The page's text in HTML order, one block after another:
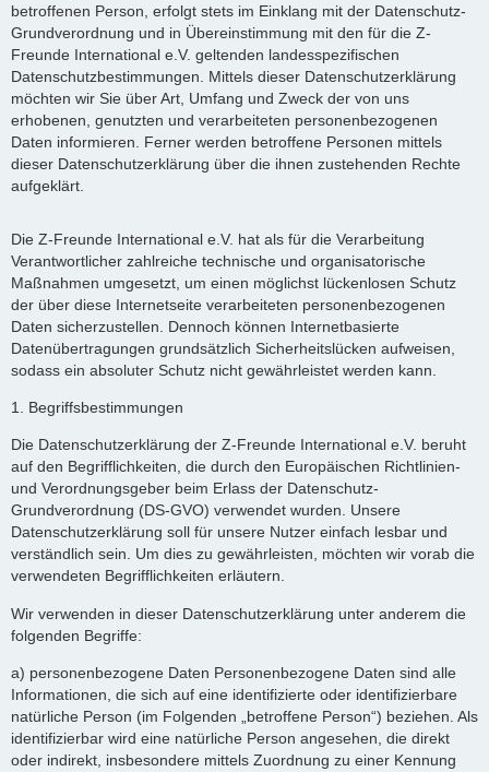
betroffenen Person, erfolgt stets im Einklang mit der Datenschutz-
Grundverordnung und in Übereinstimmung mit den für die Z-
Freunde International e.V. geltenden landesspezifischen
Datenschutzbestimmungen. Mittels dieser Datenschutzerklärung
möchten wir Sie über Art, Umfang und Zweck der von uns
erhobenen, genutzten und verarbeiteten personenbezogenen
Daten informieren. Ferner werden betroffene Personen mittels
dieser Datenschutzerklärung über die ihnen zustehenden Rechte
aufgeklärt.
Die Z-Freunde International e.V. hat als für die Verarbeitung
Verantwortlicher zahlreiche technische und organisatorische
Maßnahmen umgesetzt, um einen möglichst lückenlosen Schutz
der über diese Internetseite verarbeiteten personenbezogenen
Daten sicherzustellen. Dennoch können Internetbasierte
Datenübertragungen grundsätzlich Sicherheitslücken aufweisen,
sodass ein absoluter Schutz nicht gewährleistet werden kann.
1. Begriffsbestimmungen
Die Datenschutzerklärung der Z-Freunde International e.V. beruht
auf den Begrifflichkeiten, die durch den Europäischen Richtlinien-
und Verordnungsgeber beim Erlass der Datenschutz-
Grundverordnung (DS-GVO) verwendet wurden. Unsere
Datenschutzerklärung soll für unsere Nutzer einfach lesbar und
verständlich sein. Um dies zu gewährleisten, möchten wir vorab die
verwendeten Begrifflichkeiten erläutern.
Wir verwenden in dieser Datenschutzerklärung unter anderem die
folgenden Begriffe:
a) personenbezogene Daten Personenbezogene Daten sind alle
Informationen, die sich auf eine identifizierte oder identifizierbare
natürliche Person (im Folgenden „betroffene Person“) beziehen. Als
identifizierbar wird eine natürliche Person angesehen, die direkt
oder indirekt, insbesondere mittels Zuordnung zu einer Kennung